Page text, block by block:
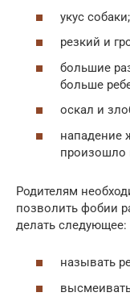
укус собаки;
резкий и
большие
больше
оскал и
нападение
произошло
Родителям
позволить фобии
делать следующее:
называть